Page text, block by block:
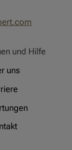
und Hilfe
uns